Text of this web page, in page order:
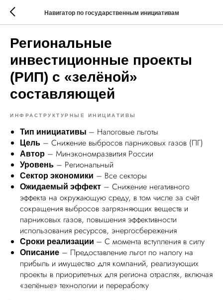
Навигатор по государственным инициативам
Региональные
инвестиционные проекты
(РИП) с «зелёной»
составляющей
ИНФРАСТРУКТУРНЫЕ ИНИЦИАТИВЫ
Тип инициативы – Налоговые льготы
Цель – Снижение выбросов парниковых газов (ПГ)
Автор – Минэкономразвития России
Уровень – Региональный
Сектор экономики – Все секторы
Ожидаемый эффект – Снижение негативного
эффекта на окружающую среду, в том числе за счёт
сокращения выбросов загрязняющих веществ и
парниковых газов, повышения эффективности
использования ресурсов, энергосбережения
Сроки реализации – С момента вступления в силу
Описание – Предоставление льгот по налогу на
прибыль и имущество для компаний, реализующих
проекты в приоритетных для региона отраслях, включая
«зелёные» технологии и переработку